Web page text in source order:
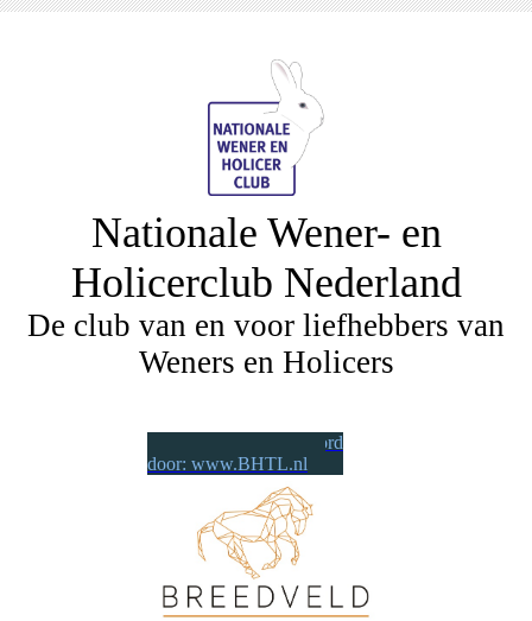
Nationale Wener- en
Holicerclub Nederland
De club van en voor liefhebbers van
Weners en Holicers
Wij worden gesponsord
door: www.BHTL.nl